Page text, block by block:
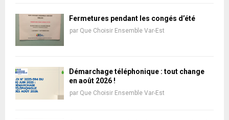
Fermetures pendant les congés d’été
par Que Choisir Ensemble Var-Est
Démarchage téléphonique : tout change
en août 2026 !
par Que Choisir Ensemble Var-Est